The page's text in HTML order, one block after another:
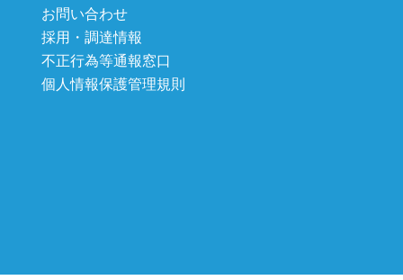
お問い合わせ
採用・調達情報
不正行為等通報窓口
個人情報保護管理規則